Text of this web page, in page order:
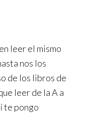
leer el mismo
nos los
de los libros de
leer de la A a
te pongo